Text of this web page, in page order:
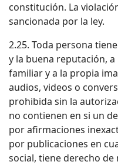
constitución. La
sancionada por la ley.
2.25. Toda persona
y la buena reputación,
familiar y a la propia
audios, videos o
prohibida sin la
no contienen en si un
por afirmaciones
por publicaciones en
social, tiene derecho